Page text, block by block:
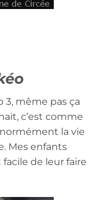
3, même pas ça
c’est comme
la vie
Mes enfants
facile de leur faire